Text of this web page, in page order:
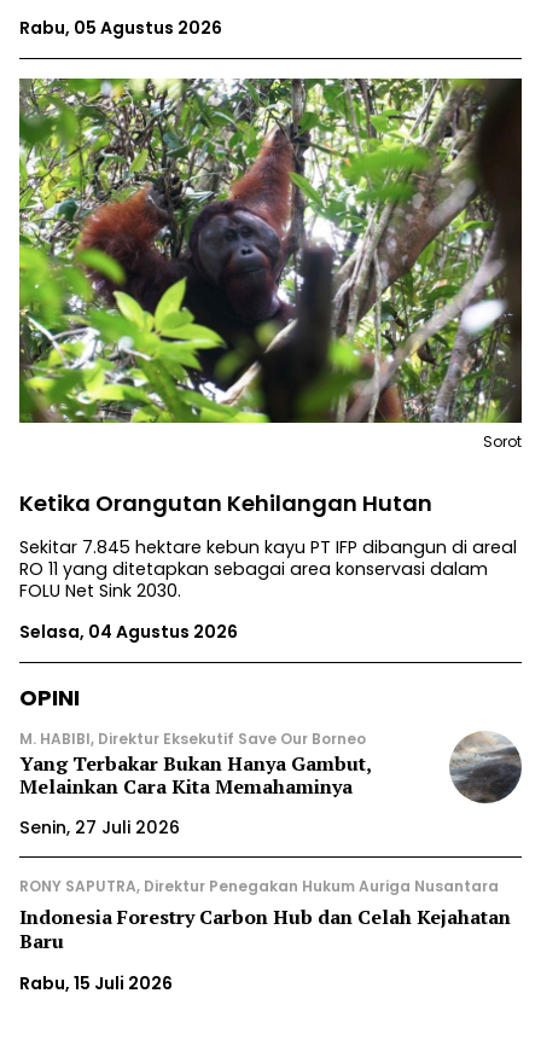
Rabu, 05 Agustus 2026
Ketika Orangutan Kehilangan Hutan
Sekitar 7.845 hektare kebun kayu PT IFP dibangun di areal
RO 11 yang ditetapkan sebagai area konservasi dalam
FOLU Net Sink 2030.
Selasa, 04 Agustus 2026
Sorot
OPINI
M. HABIBI, Direktur Eksekutif Save Our Borneo
Yang Terbakar Bukan Hanya Gambut,
Melainkan Cara Kita Memahaminya
Senin, 27 Juli 2026
RONY SAPUTRA, Direktur Penegakan Hukum Auriga Nusantara
Indonesia Forestry Carbon Hub dan Celah Kejahatan
Baru
Rabu, 15 Juli 2026